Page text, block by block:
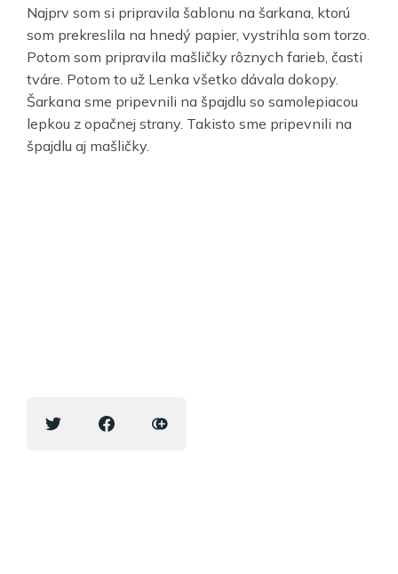
Najprv som si pripravila šablonu na šarkana, ktorú
som prekreslila na hnedý papier, vystrihla som torzo.
Potom som pripravila mašličky rôznych farieb, časti
tváre. Potom to už Lenka všetko dávala dokopy.
Šarkana sme pripevnili na špajdlu so samolepiacou
lepkou z opačnej strany. Takisto sme pripevnili na
špajdlu aj mašličky.